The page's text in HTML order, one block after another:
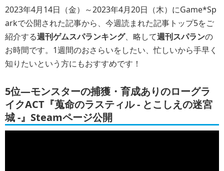
2023年4月14日（金）～2023年4月20日（木）にGame*Sp
arkで公開された記事から、今週読まれた記事トップ5をご
紹介する週刊ゲムスパランキング、略して週刊スパランの
お時間です。1週間のおさらいをしたい、忙しいから手早く
知りたいという方にもおすすめです！
5位―モンスターの捕獲・育成ありのローグラ
イクACT『蒐命のラスティル - とこしえの迷宮
城 -』Steamページ公開